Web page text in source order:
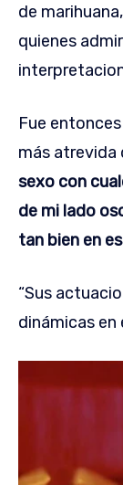
de marihuana,
quienes
Fue
más atrevida
sexo con
de mi lado
tan bien en
“Sus
dinámicas en